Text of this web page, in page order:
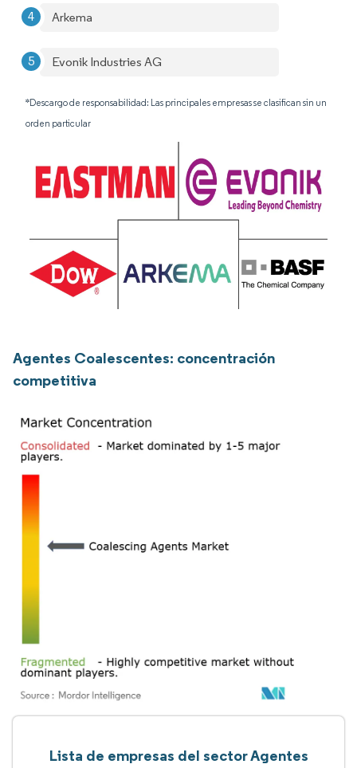
Arkema
Evonik Industries AG
*Descargo de responsabilidad: Las principales empresas se clasifican sin un
orden particular
Agentes Coalescentes: concentración
competitiva
Lista de empresas del sector Agentes